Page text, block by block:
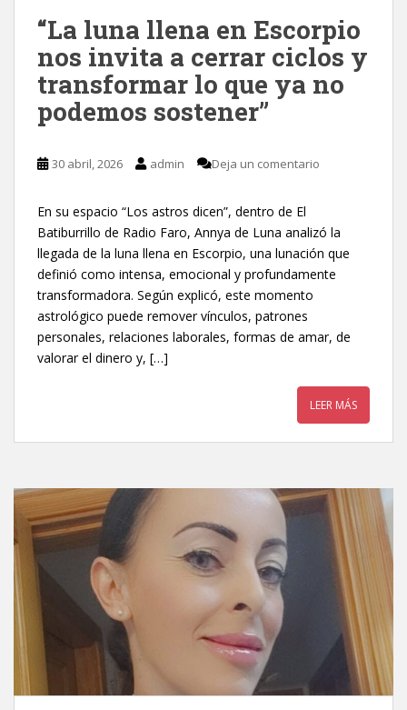
“La luna llena en Escorpio
nos invita a cerrar ciclos y
transformar lo que ya no
podemos sostener”
30 abril, 2026 admin Deja un comentario
En su espacio “Los astros dicen”, dentro de El
Batiburrillo de Radio Faro, Annya de Luna analizó la
llegada de la luna llena en Escorpio, una lunación que
definió como intensa, emocional y profundamente
transformadora. Según explicó, este momento
astrológico puede remover vínculos, patrones
personales, relaciones laborales, formas de amar, de
valorar el dinero y, […]
LEER MÁS